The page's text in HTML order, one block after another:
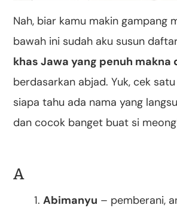
Nah, biar kamu makin gampang
bawah ini sudah aku susun
khas Jawa yang penuh makna
berdasarkan abjad. Yuk, cek
siapa tahu ada nama yang
dan cocok banget buat si
A
Abimanyu – pemberani,